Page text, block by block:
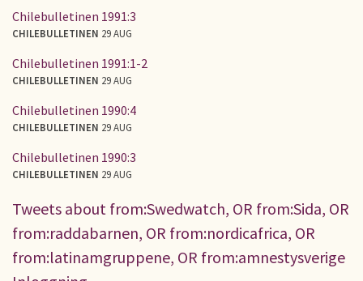
Chilebulletinen 1991:3
CHILEBULLETINEN 29 AUG
Chilebulletinen 1991:1-2
CHILEBULLETINEN 29 AUG
Chilebulletinen 1990:4
CHILEBULLETINEN 29 AUG
Chilebulletinen 1990:3
CHILEBULLETINEN 29 AUG
Tweets about from:Swedwatch, OR from:Sida, OR
from:raddabarnen, OR from:nordicafrica, OR
from:latinamgruppene, OR from:amnestysverige